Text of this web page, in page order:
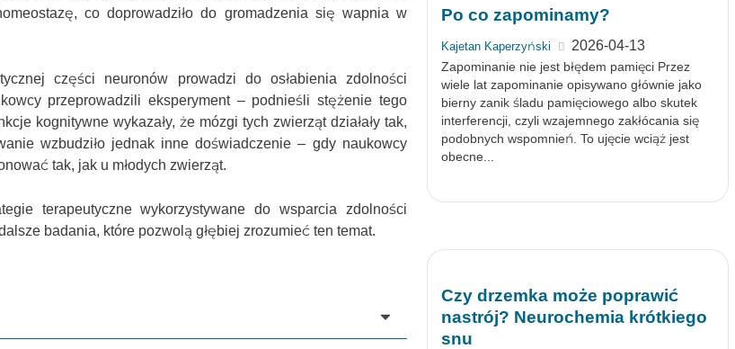
co doprowadziło do gromadzenia się wapnia w
części neuronów prowadzi do osłabienia zdolności
przeprowadzili eksperyment – podnieśli stężenie tego
kognitywne wykazały, że mózgi tych zwierząt działały tak,
wzbudziło jednak inne doświadczenie – gdy naukowcy
tak, jak u młodych zwierząt.
terapeutyczne wykorzystywane do wsparcia zdolności
badania, które pozwolą głębiej zrozumieć ten temat.
Po co zapominamy?
Kajetan Kaperzyński 2026-04-13
Zapominanie nie jest błędem pamięci Przez
wiele lat zapominanie opisywano głównie jako
bierny zanik śladu pamięciowego albo skutek
interferencji, czyli wzajemnego zakłócania się
podobnych wspomnień. To ujęcie wciąż jest
obecne...
Czy drzemka może poprawić
nastrój? Neurochemia krótkiego
snu